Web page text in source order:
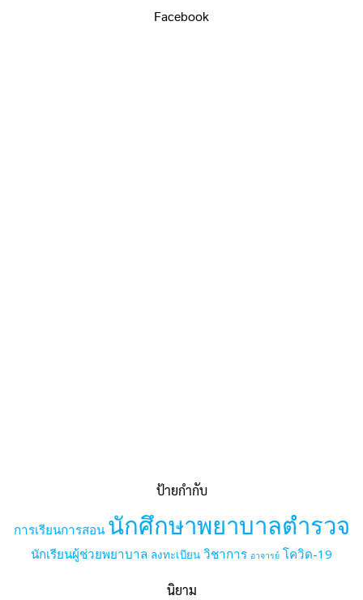
Facebook
ป้ายกำกับ
การเรียนการสอน นักศึกษาพยาบาลตำรวจ
นักเรียนผู้ช่วยพยาบาล ลงทะเบียน วิชาการ อาจารย์ โควิด-19
นิยาม